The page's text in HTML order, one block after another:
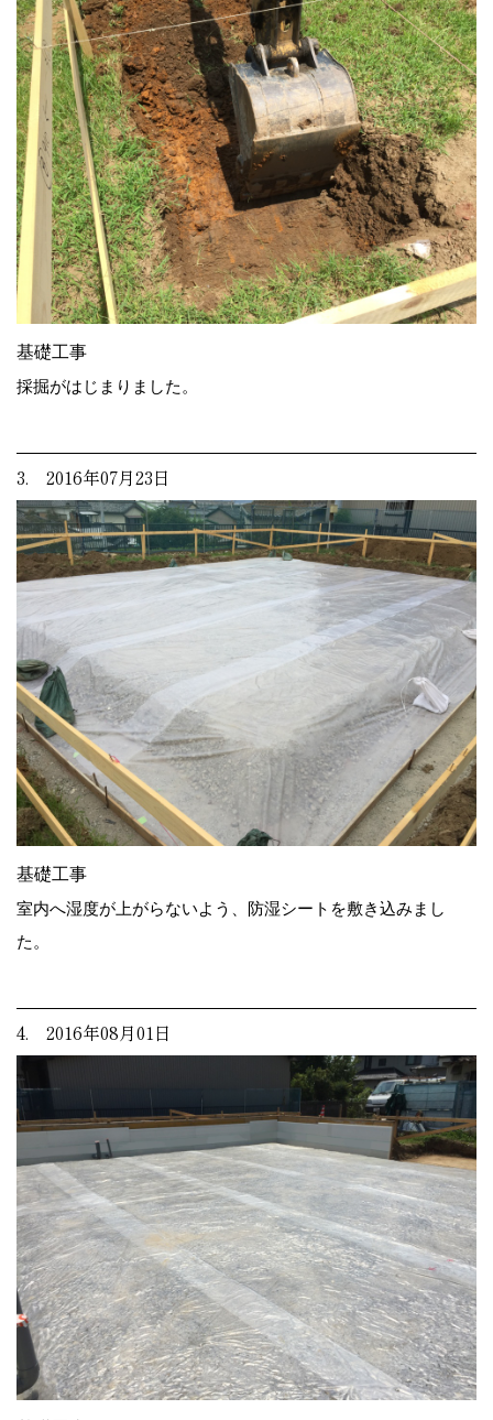
基礎工事
採掘がはじまりました。
3. 2016年07月23日
基礎工事
室内へ湿度が上がらないよう、防湿シートを敷き込みまし
た。
4. 2016年08月01日